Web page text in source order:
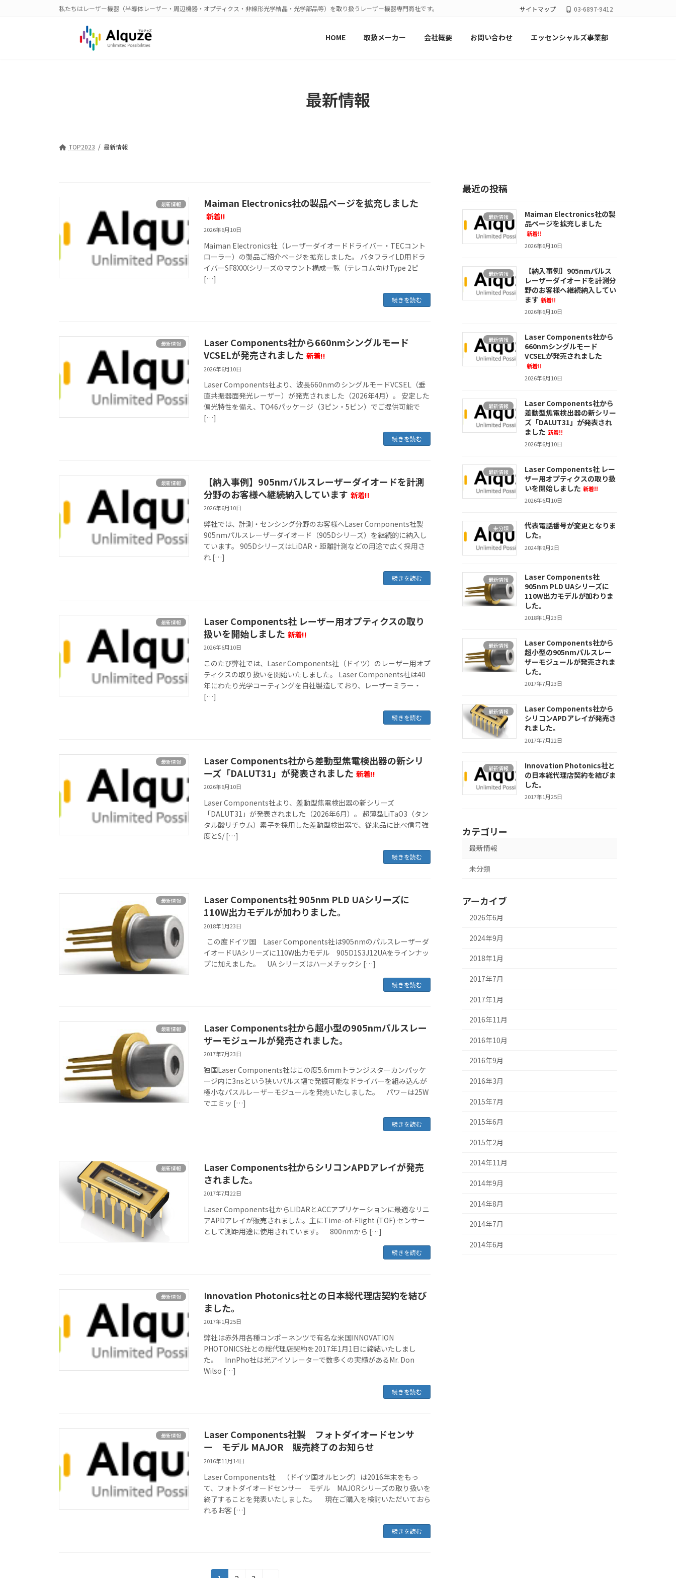
私たちはレーザー機器（半導体レーザー・周辺機器・オプティクス・非線形光学結晶・光学部品等）を取り扱うレーザー機器専門商社です。 サイトマップ 03-6897-9412
HOME 取扱メーカー 会社概要 お問い合わせ エッセンシャルズ事業部
最新情報
TOP2023 最新情報
最新情報 Maiman Electronics社の製品ページを拡充しました
新着!!
2026年6月10日
Maiman Electronics社（レーザーダイオードドライバー・TECコント
ローラー）の製品ご紹介ページを拡充しました。 バタフライLD用ドラ
イバーSF8XXXシリーズのマウント構成一覧（テレコム向けType 2ピ
[…]
続きを読む
最新情報
Laser Components社から660nmシングルモード
VCSELが発売されました 新着!!
2026年6月10日
Laser Components社より、波長660nmのシングルモードVCSEL（垂
直共振器面発光レーザー）が発売されました（2026年4月）。 安定した
偏光特性を備え、TO46パッケージ（3ピン・5ピン）でご提供可能で
[…]
続きを読む
最新情報
【納入事例】905nmパルスレーザーダイオードを計測
分野のお客様へ継続納入しています 新着!!
2026年6月10日
弊社では、計測・センシング分野のお客様へLaser Components社製
905nmパルスレーザーダイオード（905Dシリーズ）を継続的に納入し
ています。 905DシリーズはLiDAR・距離計測などの用途で広く採用さ
れ […]
続きを読む
最新情報
Laser Components社 レーザー用オプティクスの取り
扱いを開始しました 新着!!
2026年6月10日
このたび弊社では、Laser Components社（ドイツ）のレーザー用オプ
ティクスの取り扱いを開始いたしました。 Laser Components社は40
年にわたり光学コーティングを自社製造しており、レーザーミラー・
[…]
続きを読む
最新情報
Laser Components社から差動型焦電検出器の新シリ
ーズ「DALUT31」が発表されました 新着!!
2026年6月10日
Laser Components社より、差動型焦電検出器の新シリーズ
「DALUT31」が発表されました（2026年6月）。 超薄型LiTaO3（タン
タル酸リチウム）素子を採用した差動型検出器で、従来品に比べ信号強
度とS/ […]
続きを読む
最新情報
Laser Components社 905nm PLD UAシリーズに
110W出力モデルが加わりました。
2018年1月23日
この度ドイツ国 Laser Components社は905nmのパルスレーザーダ
イオードUAシリーズに110W出力モデル 905D1S3J12UAをラインナッ
プに加えました。 UA シリーズはハーメチックシ […]
続きを読む
最新情報
Laser Components社から超小型の905nmパルスレー
ザーモジュールが発売されました。
2017年7月23日
独国Laser Components社はこの度5.6mmトランジスターカンパッケ
ージ内に3nsという狭いパルス幅で発振可能なドライバーを組み込んが
極小なパスルレーザーモジュールを発売いたしました。 パワーは25W
でエミッ […]
続きを読む
最新情報
Laser Components社からシリコンAPDアレイが発売
されました。
2017年7月22日
Laser Components社からLIDARとACCアプリケーションに最適なリニ
アAPDアレイが販売されました。主にTime-of-Flight (TOF) センサー
として測距用途に使用されています。 800nmから […]
続きを読む
最新情報
Innovation Photonics社との日本総代理店契約を結び
ました。
2017年1月25日
弊社は赤外用各種コンポーネンツで有名な米国INNOVATION
PHOTONICS社との総代理店契約を2017年1月1日に締結いたしまし
た。 InnPho社は光アイソレーターで数多くの実績があるMr. Don
Wilso […]
続きを読む
最新情報
Laser Components社製 フォトダイオードセンサ
ー モデル MAJOR 販売終了のお知らせ
2016年11月14日
Laser Components社 （ドイツ国オルヒング）は2016年末をもっ
て、フォトダイオードセンサー モデル MAJORシリーズの取り扱いを
終了することを発表いたしました。 現在ご購入を検討いただいておら
れるお客 […]
続きを読む
最近の投稿
最新情報
Maiman Electronics社の製
品ページを拡充しました
新着!!
2026年6月10日
最新情報
【納入事例】905nmパルス
レーザーダイオードを計測分
野のお客様へ継続納入してい
ます 新着!!
2026年6月10日
最新情報
Laser Components社から
660nmシングルモード
VCSELが発売されました
新着!!
2026年6月10日
最新情報
Laser Components社から
差動型焦電検出器の新シリー
ズ「DALUT31」が発表され
ました 新着!!
2026年6月10日
最新情報
Laser Components社 レー
ザー用オプティクスの取り扱
いを開始しました 新着!!
2026年6月10日
未分類
代表電話番号が変更となりま
した。
2024年9月2日
最新情報
Laser Components社
905nm PLD UAシリーズに
110W出力モデルが加わりま
した。
2018年1月23日
最新情報
Laser Components社から
超小型の905nmパルスレー
ザーモジュールが発売されま
した。
2017年7月23日
最新情報
Laser Components社から
シリコンAPDアレイが発売さ
れました。
2017年7月22日
最新情報
Innovation Photonics社と
の日本総代理店契約を結びま
した。
2017年1月25日
カテゴリー
最新情報
未分類
アーカイブ
2026年6月
2024年9月
2018年1月
2017年7月
2017年1月
2016年11月
2016年10月
2016年9月
2016年3月
2015年7月
2015年6月
2015年2月
2014年11月
2014年9月
2014年8月
2014年7月
2014年6月